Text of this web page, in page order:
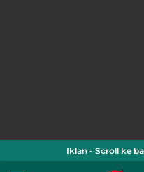
Iklan - Scroll ke